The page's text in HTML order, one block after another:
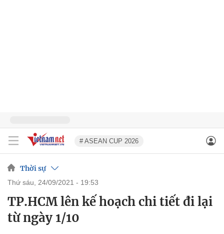
# ASEAN CUP 2026
Thời sự
thứ sáu, 24/09/2021 - 19:53
TP.HCM lên kế hoạch chi tiết đi lại
từ ngày 1/10